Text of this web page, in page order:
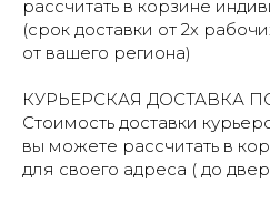
рассчитать в корзине
(срок доставки от 2х
от вашего региона)
КУРЬЕРСКАЯ ДОСТАВКА
Стоимость доставки
вы можете рассчитать в
для своего адреса ( до